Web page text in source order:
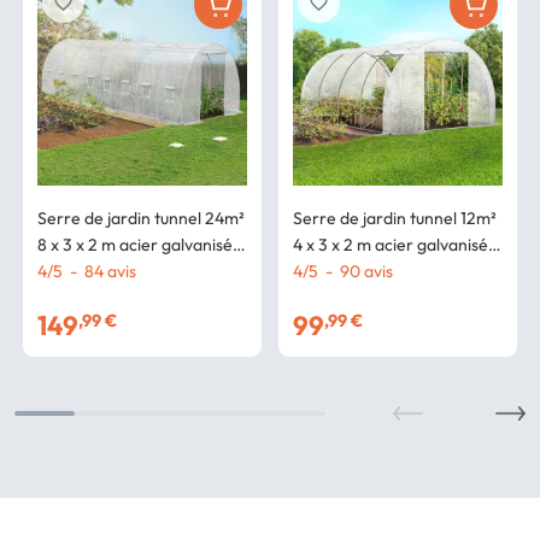
Serre de jardin tunnel 24m²
8 x 3 x 2 m acier galvanisé +
bâche anti-UV avec porte
blanche
4/5 - 84avis
149,99 €
Serre de jardin tunnel 12m²
4 x 3 x 2 m acier galvanisé +
bâche anti-UV avec porte
blanches toutes saisons
4/5 - 90avis
99,99 €